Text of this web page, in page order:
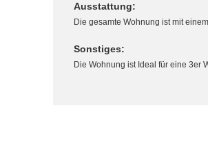
Ausstattung:
Die gesamte Wohnung ist mit
Sonstiges:
Die Wohnung ist Ideal für eine 3er